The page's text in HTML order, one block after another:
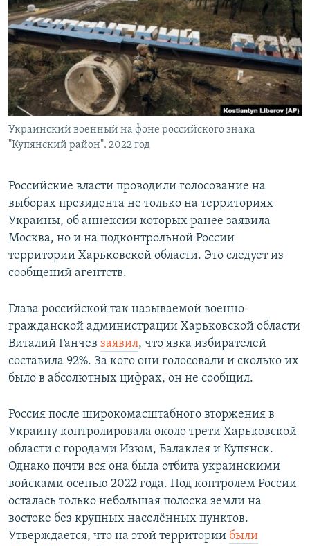
РАСПИСАНИЕ ВЕЩАНИЯ
ПОДПИШИТЕСЬ НА РАССЫЛКУ
СОЦИАЛЬНЫЕ СЕТИ
Украинский военный на фоне российского знака
"Купянский район". 2022 год
Российские власти проводили голосование на
выборах президента не только на территориях
Украины, об аннексии которых ранее заявила
Москва, но и на подконтрольной России
территории Харьковской области. Это следует из
сообщений агентств.
Глава российской так называемой военно-
гражданской администрации Харьковской области
Виталий Ганчев заявил, что явка избирателей
составила 92%. За кого они голосовали и сколько их
было в абсолютных цифрах, он не сообщил.
Россия после широкомасштабного вторжения в
Украину контролировала около трети Харьковской
области с городами Изюм, Балаклея и Купянск.
Однако почти вся она была отбита украинскими
войсками осенью 2022 года. Под контролем России
осталась только небольшая полоска земли на
востоке без крупных населённых пунктов.
Утверждается, что на этой территории были